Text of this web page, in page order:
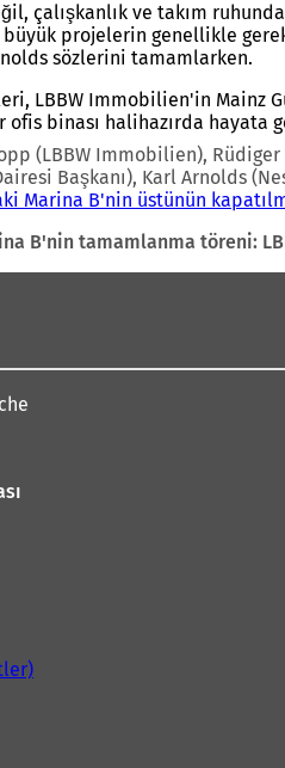
çalışkanlık ve takım
projelerin genellikle
sözlerini tamamlarken.
LBBW Immobilien'in Mainz
ofis binası halihazırda hayata
(LBBW Immobilien),
Başkanı), Karl Arnolds
Marina B'nin üstünün
B'nin tamamlanma töreni: